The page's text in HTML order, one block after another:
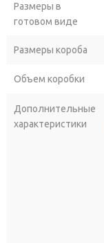
Размеры в
готовом виде
Размеры короба
Объем коробки
Дополнительные
характеристики